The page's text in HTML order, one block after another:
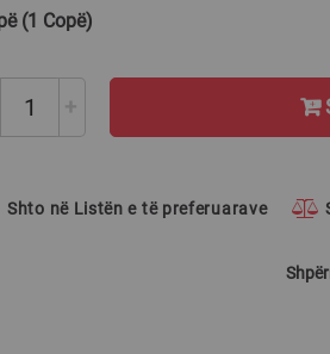
(1 Copë)
+
Shto në Listën e të preferuarave